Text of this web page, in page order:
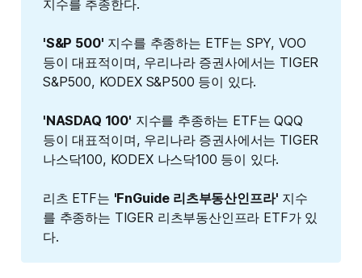
지수를 추종한다.
'S&P 500' 지수를 추종하는 ETF는 SPY, VOO
등이 대표적이며, 우리나라 증권사에서는 TIGER
S&P500, KODEX S&P500 등이 있다.
'NASDAQ 100' 지수를 추종하는 ETF는 QQQ
등이 대표적이며, 우리나라 증권사에서는 TIGER
나스닥100, KODEX 나스닥100 등이 있다.
리츠 ETF는 'FnGuide 리츠부동산인프라' 지수
를 추종하는 TIGER 리츠부동산인프라 ETF가 있
다.